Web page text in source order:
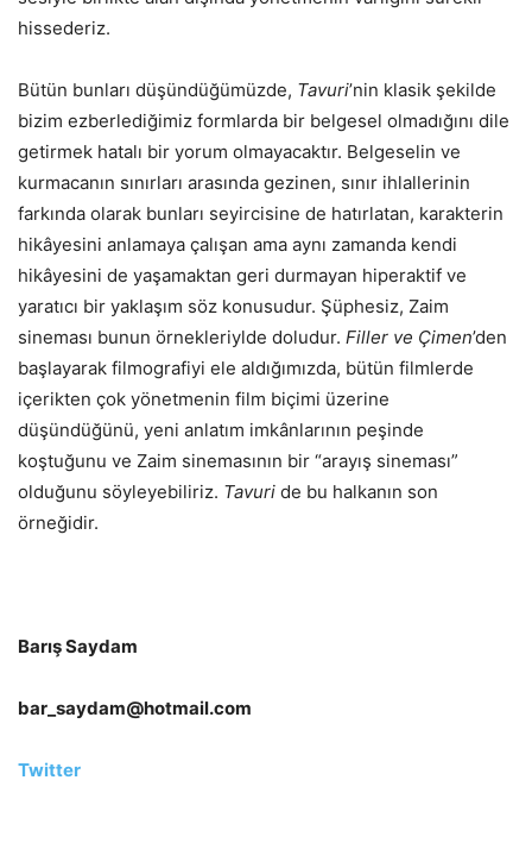
hissederiz.
Bütün bunları düşündüğümüzde, Tavuri’nin klasik şekilde
bizim ezberlediğimiz formlarda bir belgesel olmadığını dile
getirmek hatalı bir yorum olmayacaktır. Belgeselin ve
kurmacanın sınırları arasında gezinen, sınır ihlallerinin
farkında olarak bunları seyircisine de hatırlatan, karakterin
hikâyesini anlamaya çalışan ama aynı zamanda kendi
hikâyesini de yaşamaktan geri durmayan hiperaktif ve
yaratıcı bir yaklaşım söz konusudur. Şüphesiz, Zaim
sineması bunun örnekleriylde doludur. Filler ve Çimen’den
başlayarak filmografiyi ele aldığımızda, bütün filmlerde
içerikten çok yönetmenin film biçimi üzerine
düşündüğünü, yeni anlatım imkânlarının peşinde
koştuğunu ve Zaim sinemasının bir “arayış sineması”
olduğunu söyleyebiliriz. Tavuri de bu halkanın son
örneğidir.
Barış Saydam
bar_saydam@hotmail.com
Twitter